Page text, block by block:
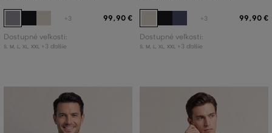
+3 99,90 €
Dostupné veľkosti:
S, M L XL XXL +3 ďalšie
+3 99,90 €
Dostupné veľkosti:
S, M L XL XXL +3 ďalšie